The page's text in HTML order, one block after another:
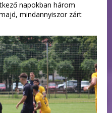
napokban három
mindannyiszor zárt